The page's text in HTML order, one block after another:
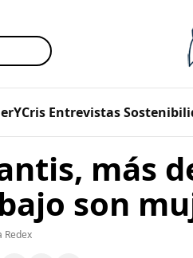
Entrevistas
más
son
Redex